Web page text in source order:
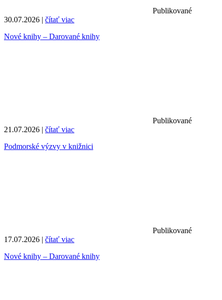
Publikované
30.07.2026 | čítať viac
Nové knihy – Darované knihy
Publikované
21.07.2026 | čítať viac
Podmorské výzvy v knižnici
Publikované
17.07.2026 | čítať viac
Nové knihy – Darované knihy